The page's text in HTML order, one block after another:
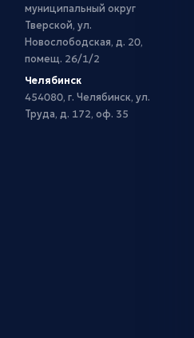
муниципальный округ
Тверской, ул.
Новослободская, д. 20,
помещ. 26/1/2
Челябинск
454080, г. Челябинск, ул.
Труда, д. 172, оф. 35